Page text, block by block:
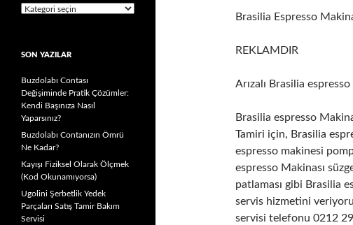
Brasilia Espresso
REKLAMDIR
Arızalı Brasilia
Brasilia espresso
Tamiri için, Brasilia
espresso makinesi
espresso Makinası
patlaması gibi Brasilia
servis hizmetini
servisi telefonu 0212
Kategoriler
SON YAZILAR
Buzdolabı Contası
Değişiminde Pratik Çözümler:
Kendi Başınıza Nasıl
Yaparsınız?
Buzdolabı Contanızın Ömrü
Ne Kadar?
Kayışı Fiziksel Olarak Ölçmek
(Kod Okunamıyorsa)
Ugolini Şerbetlik Yedek
Parçaları Satış Tamir Bakım
Servisi